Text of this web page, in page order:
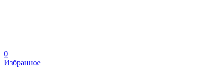
0
Избранное